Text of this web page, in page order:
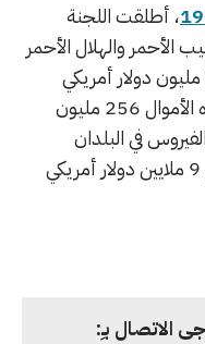
، أطلقت اللجنة
الأحمر والهلال الأحمر
مؤخّراً نداءً دولياً للتمويل بقيمة 823 مليون دولار أمريكي
لمحاربة كوفيد-19، وكان من بين هذه الأموال 256 مليون
في البلدان
المتضررة من النزاع، بما في ذلك حوالي 9 ملايين دولار أمريكي
الاتصال بـِ: